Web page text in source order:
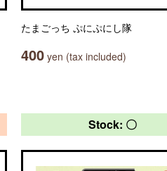
たまごっち ぷにぷにし隊
400 yen (tax included)
Stock: 〇